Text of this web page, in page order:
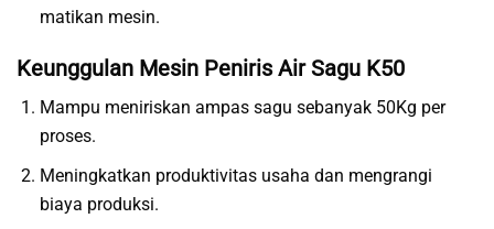
matikan mesin.
Keunggulan Mesin Peniris Air Sagu K50
Mampu meniriskan ampas sagu sebanyak 50Kg per
proses.
Meningkatkan produktivitas usaha dan mengrangi
biaya produksi.